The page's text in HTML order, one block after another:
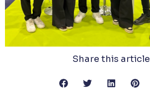
Share this article